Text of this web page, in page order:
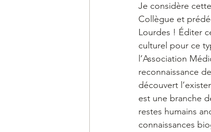
Je considère
Collègue et
Lourdes ! Éditer
culturel pour ce
l’Association
reconnaissance
découvert
est une branche
restes humains
connaissances